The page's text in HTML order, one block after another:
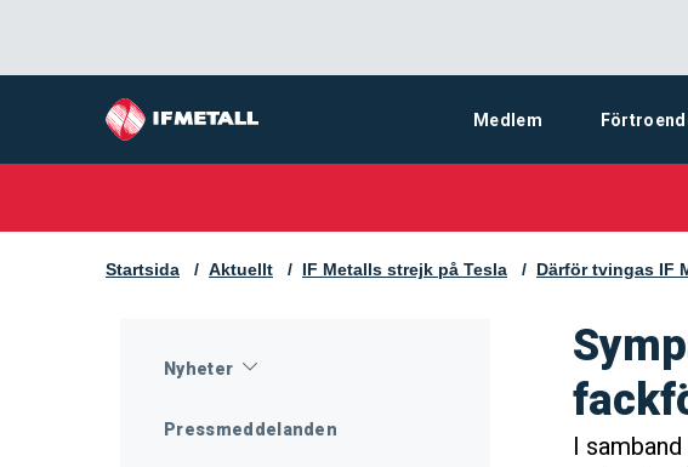
Medlem
Startsida Aktuellt IF Metalls strejk på Tesla Därför tvingas IF
Nyheter
Pressmeddelanden
I